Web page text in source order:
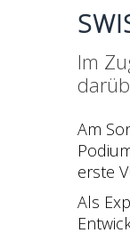
Im
Am
erste
Als